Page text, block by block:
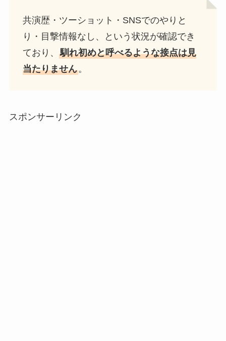
共演歴・ツーショット・SNSでのやりと
り・目撃情報なし、という状況が確認でき
ており、 馴れ初めと呼べるような接点は見
当たりません。
スポンサーリンク